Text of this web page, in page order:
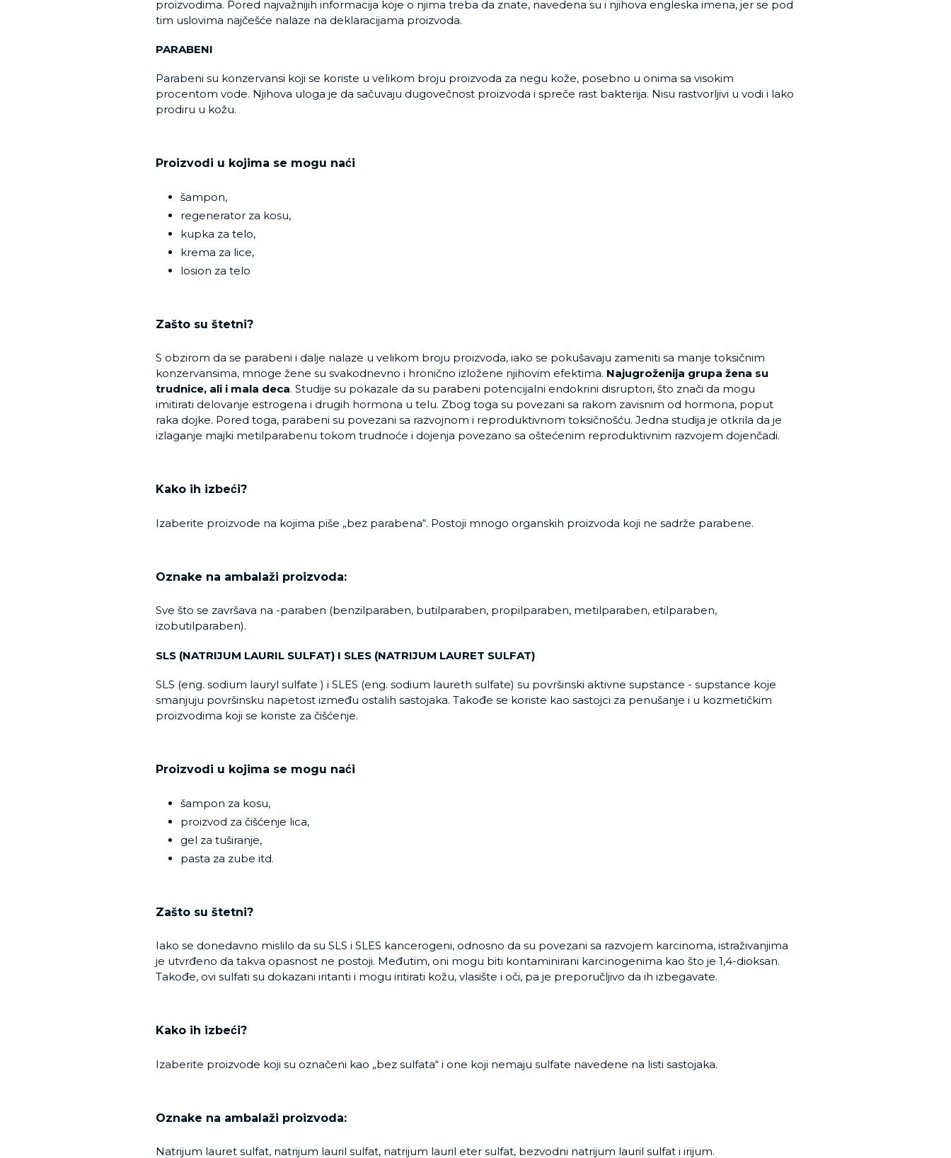
proizvodima. Pored najvažnijih informacija koje o njima treba da znate, navedena su i njihova engleska imena, jer se pod
tim uslovima najčešće nalaze na deklaracijama proizvoda.
PARABENI
Parabeni su konzervansi koji se koriste u velikom broju proizvoda za negu kože, posebno u onima sa visokim
procentom vode. Njihova uloga je da sačuvaju dugovečnost proizvoda i spreče rast bakterija. Nisu rastvorljivi u vodi i lako
prodiru u kožu.
Proizvodi u kojima se mogu naći
šampon,
regenerator za kosu,
kupka za telo,
krema za lice,
losion za telo
Zašto su štetni?
S obzirom da se parabeni i dalje nalaze u velikom broju proizvoda, iako se pokušavaju zameniti sa manje toksičnim
konzervansima, mnoge žene su svakodnevno i hronično izložene njihovim efektima. Najugroženija grupa žena su
trudnice, ali i mala deca. Studije su pokazale da su parabeni potencijalni endokrini disruptori, što znači da mogu
imitirati delovanje estrogena i drugih hormona u telu. Zbog toga su povezani sa rakom zavisnim od hormona, poput
raka dojke. Pored toga, parabeni su povezani sa razvojnom i reproduktivnom toksičnošću. Jedna studija je otkrila da je
izlaganje majki metilparabenu tokom trudnoće i dojenja povezano sa oštećenim reproduktivnim razvojem dojenčadi.
Kako ih izbeći?
Izaberite proizvode na kojima piše „bez parabena“. Postoji mnogo organskih proizvoda koji ne sadrže parabene.
Oznake na ambalaži proizvoda:
Sve što se završava na -paraben (benzilparaben, butilparaben, propilparaben, metilparaben, etilparaben,
izobutilparaben).
SLS (NATRIJUM LAURIL SULFAT) I SLES (NATRIJUM LAURET SULFAT)
SLS (eng. sodium lauryl sulfate ) i SLES (eng. sodium laureth sulfate) su površinski aktivne supstance - supstance koje
smanjuju površinsku napetost između ostalih sastojaka. Takođe se koriste kao sastojci za penušanje i u kozmetičkim
proizvodima koji se koriste za čišćenje.
Proizvodi u kojima se mogu naći
šampon za kosu,
proizvod za čišćenje lica,
gel za tuširanje,
pasta za zube itd.
Zašto su štetni?
Iako se donedavno mislilo da su SLS i SLES kancerogeni, odnosno da su povezani sa razvojem karcinoma, istraživanjima
je utvrđeno da takva opasnost ne postoji. Međutim, oni mogu biti kontaminirani karcinogenima kao što je 1,4-dioksan.
Takođe, ovi sulfati su dokazani iritanti i mogu iritirati kožu, vlasište i oči, pa je preporučljivo da ih izbegavate.
Kako ih izbeći?
Izaberite proizvode koji su označeni kao „bez sulfata“ i one koji nemaju sulfate navedene na listi sastojaka.
Oznake na ambalaži proizvoda:
Natrijum lauret sulfat, natrijum lauril sulfat, natrijum lauril eter sulfat, bezvodni natrijum lauril sulfat i irijum.